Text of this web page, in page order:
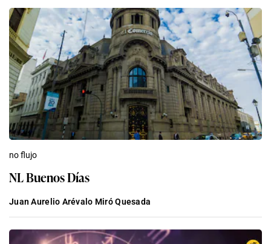
no flujo
NL Buenos Días
Juan Aurelio Arévalo Miró Quesada